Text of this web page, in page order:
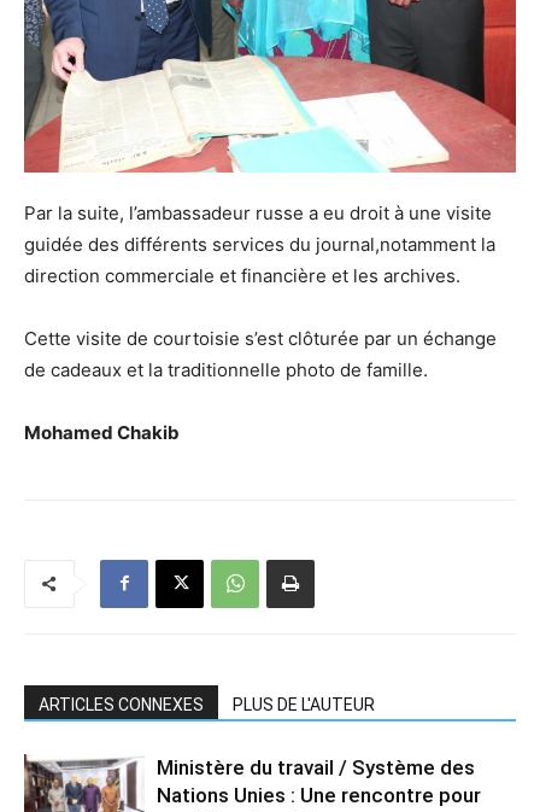
Par la suite, l’ambassadeur russe a eu droit à une visite
guidée des différents services du journal,notamment la
direction commerciale et financière et les archives.
Cette visite de courtoisie s’est clôturée par un échange
de cadeaux et la traditionnelle photo de famille.
Mohamed Chakib
ARTICLES CONNEXES PLUS DE L'AUTEUR
Ministère du travail / Système des
Nations Unies : Une rencontre pour